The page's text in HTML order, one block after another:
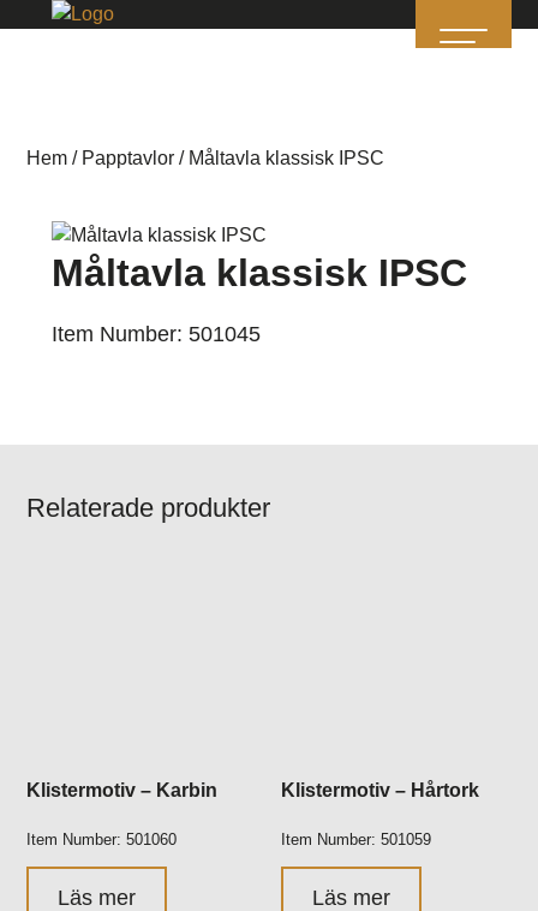
Hem / Papptavlor / Måltavla klassisk IPSC
Måltavla klassisk IPSC
Item Number: 501045
Relaterade produkter
Klistermotiv – Karbin
Item Number: 501060
Läs mer
Klistermotiv – Hårtork
Item Number: 501059
Läs mer